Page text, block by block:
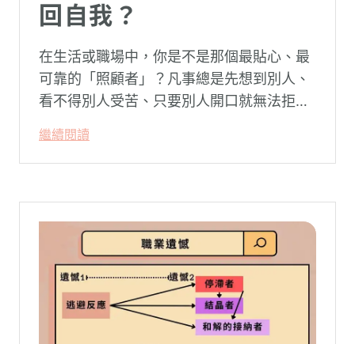
回自我？
在生活或職場中，你是不是那個最貼心、最
可靠的「照顧者」？凡事總是先想到別人、
看不得別人受苦、只要別人開口就無法拒
常在夜深人靜時讓你感到莫名的心累與空
虛。
繼續閱讀